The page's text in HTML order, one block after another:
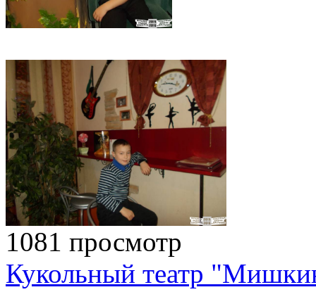
1081 просмотр
Кукольный театр